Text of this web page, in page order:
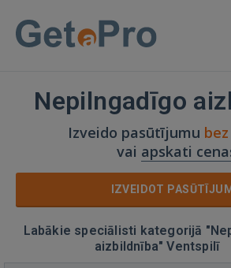
Nepilngadīgo
Izveido pasūtījumu
vai apskati
IZVEIDOT
Labākie speciālisti kategorijā
aizbildnība" Ventspilī